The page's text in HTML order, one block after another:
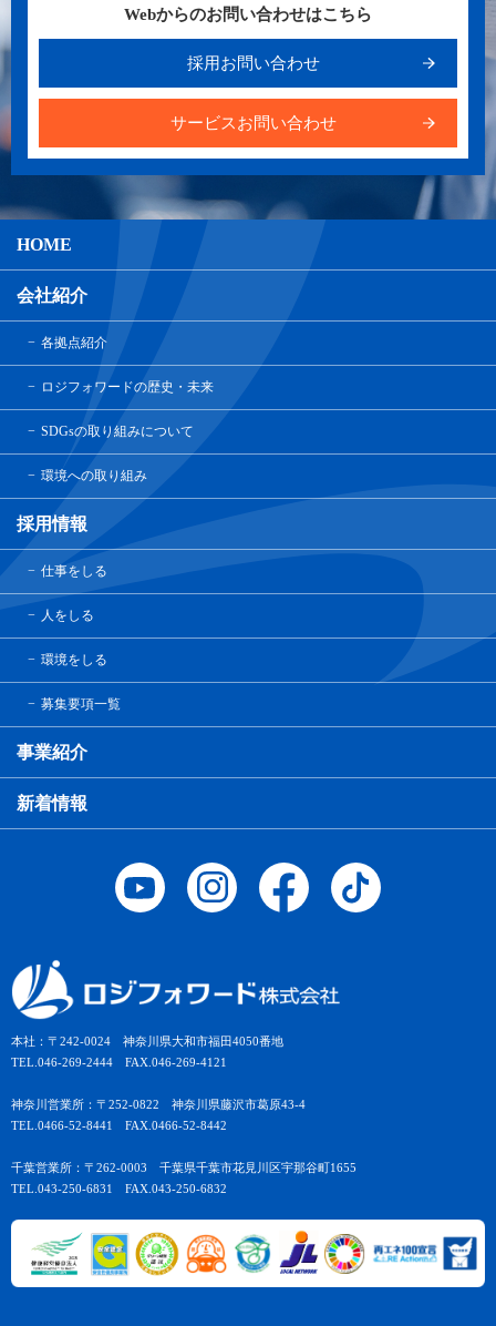
Webからのお問い合わせはこちら
採用お問い合わせ
サービスお問い合わせ
本社：〒242-0024 神奈川県大和市福田4050番地
TEL.046-269-2444 FAX.046-269-4121
神奈川営業所：〒252-0822 神奈川県藤沢市葛原43-4
TEL.0466-52-8441 FAX.0466-52-8442
千葉営業所：〒262-0003 千葉県千葉市花見川区宇那谷町1655
TEL.043-250-6831 FAX.043-250-6832
HOME
会社紹介
各拠点紹介
ロジフォワードの歴史・未来
SDGsの取り組みについて
環境への取り組み
採用情報
仕事をしる
人をしる
環境をしる
募集要項一覧
事業紹介
新着情報